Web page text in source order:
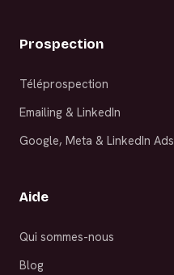
Prospection
Téléprospection
Emailing & LinkedIn
Google, Meta & LinkedIn Ads
Aide
Qui sommes-nous
Blog